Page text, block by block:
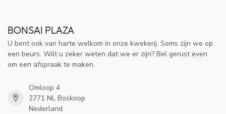
BONSAI PLAZA
U bent ook van harte welkom in onze kwekerij. Soms zijn we op
een beurs. Wilt u zeker weten dat we er zijn? Bel gerust even
om een afspraak te maken.
Omloop 4
2771 NL Boskoop
Nederland